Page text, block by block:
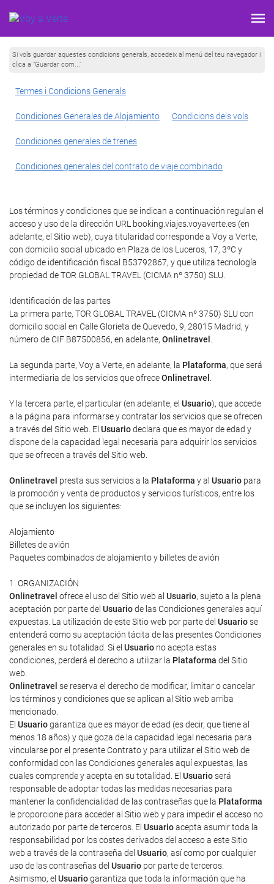
Si vols guardar aquestes condicions generals, accedeix al menú del teu navegador i
clica a "Guardar com..."
Termes i Condicions Generals
Condiciones Generales de Alojamiento Condicions dels vols
Condiciones generales de trenes
Condiciones generales del contrato de viaje combinado
Los términos y condiciones que se indican a continuación regulan el
acceso y uso de la dirección URL booking.viajes.voyaverte.es (en
adelante, el Sitio web), cuya titularidad corresponde a Voy a Verte,
con domicilio social ubicado en Plaza de los Luceros, 17, 3ºC y
código de identificación fiscal B53792867, y que utiliza tecnología
propiedad de TOR GLOBAL TRAVEL (CICMA nº 3750) SLU.
Identificación de las partes
La primera parte, TOR GLOBAL TRAVEL (CICMA nº 3750) SLU con
domicilio social en Calle Glorieta de Quevedo, 9, 28015 Madrid, y
número de CIF B87500856, en adelante, Onlinetravel
La segunda parte, Voy a Verte, en adelante, la Plataforma, que será
intermediaria de los servicios que ofreceOnlinetravel
Y la tercera parte, el particular (en adelante, el Usuario), que accede
a la página para informarse y contratar los servicios que se ofrecen
a través del Sitio web. El Usuariodeclara que es mayor de edad y
dispone de la capacidad legal necesaria para adquirir los servicios
que se ofrecen a través del Sitio web.
Onlinetravel presta sus servicios a la Plataforma y al Usuario para
la promoción y venta de productos y servicios turísticos, entre los
que se incluyen los siguientes:
Alojamiento
Billetes de avión
Paquetes combinados de alojamiento y billetes de avión
1. ORGANIZACIÓN
Onlinetravel ofrece el uso del Sitio web al Usuario, sujeto a la plena
aceptación por parte del Usuariode las Condiciones generales aquí
expuestas. La utilización de este Sitio web por parte del Usuariose
entenderá como su aceptación tácita de las presentes Condiciones
generales en su totalidad. Si el Usuario no acepta estas
condiciones, perderá el derecho a utilizar la Plataforma del Sitio
web.
Onlinetravel se reserva el derecho de modificar, limitar o cancelar
los términos y condiciones que se aplican al Sitio web arriba
mencionado.
El Usuariogarantiza que es mayor de edad (es decir, que tiene al
menos 18 años) y que goza de la capacidad legal necesaria para
vincularse por el presente Contrato y para utilizar el Sitio web de
conformidad con las Condiciones generales aquí expuestas, las
cuales comprende y acepta en su totalidad. El Usuarioserá
responsable de adoptar todas las medidas necesarias para
mantener la confidencialidad de las contraseñas que la Plataforma
le proporcione para acceder al Sitio web y para impedir el acceso no
autorizado por parte de terceros. El Usuarioacepta asumir toda la
responsabilidad por los costes derivados del acceso a este Sitio
web a través de la contraseña del Usuario, así como por cualquier
uso de las contraseñas del Usuario por parte de terceros.
Asimismo, el Usuariogarantiza que toda la información que ha